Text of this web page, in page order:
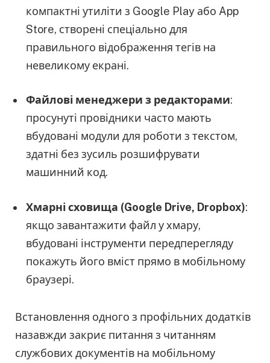
компактні утиліти з Google Play або App
Store, створені спеціально для
правильного відображення тегів на
невеликому екрані.
Файлові менеджери з редакторами:
просунуті провідники часто мають
вбудовані модули для роботи з текстом,
здатні без зусиль розшифрувати
машинний код.
Хмарні сховища (Google Drive, Dropbox):
якщо завантажити файл у хмару,
вбудовані інструменти передперегляду
покажуть його вміст прямо в мобільному
браузері.
Встановлення одного з профільних додатків
назавжди закриє питання з читанням
службових документів на мобільному